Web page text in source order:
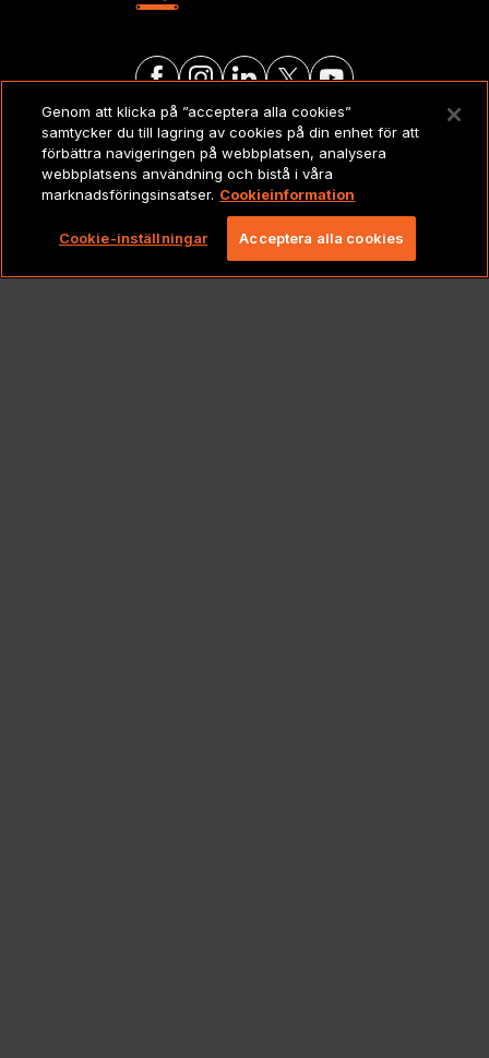
JURIDISKT
Copyright 2026 Lionbridge Technologies, LLC. Alla
rättigheter förbehållna.
Genom att klicka på ”acceptera alla cookies”
samtycker du till lagring av cookies på din enhet för att
förbättra navigeringen på webbplatsen, analysera
webbplatsens användning och bistå i våra
marknadsföringsinsatser. Cookieinformation
Cookie-inställningar Acceptera alla cookies